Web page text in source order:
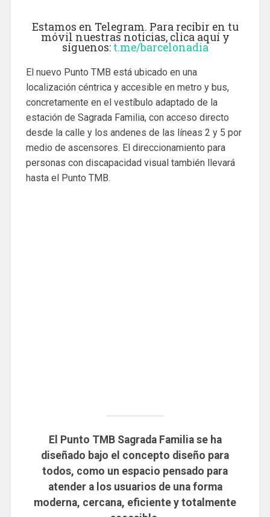
Estamos en Telegram. Para recibir en tu
móvil nuestras noticias, clica aquí y
síguenos: t.me/barcelonadia
El nuevo Punto TMB está ubicado en una
localización céntrica y accesible en metro y bus,
concretamente en el vestíbulo adaptado de la
estación de Sagrada Familia, con acceso directo
desde la calle y los andenes de las líneas 2 y 5 por
medio de ascensores. El direccionamiento para
personas con discapacidad visual también llevará
hasta el Punto TMB.
El Punto TMB Sagrada Familia se ha
diseñado bajo el concepto diseño para
todos, como un espacio pensado para
atender a los usuarios de una forma
moderna, cercana, eficiente y totalmente